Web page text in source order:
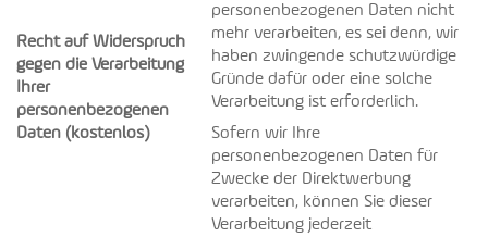
Recht auf Widerspruch
gegen die Verarbeitung
Ihrer
personenbezogenen
Daten (kostenlos)
personenbezogenen Daten nicht
mehr verarbeiten, es sei denn, wir
haben zwingende schutzwürdige
Gründe dafür oder eine solche
Verarbeitung ist erforderlich.
Sofern wir Ihre
personenbezogenen Daten für
Zwecke der Direktwerbung
verarbeiten, können Sie dieser
Verarbeitung jederzeit